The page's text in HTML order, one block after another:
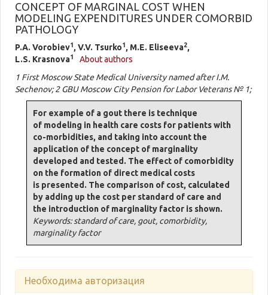
CONCEPT OF MARGINAL COST WHEN
MODELING EXPENDITURES UNDER COMORBID
PATHOLOGY
P.A. Vorobiev1, V.V. Tsurko1, M.E. Eliseeva2,
L.S. Krasnova1
About authors
1 First Moscow State Medical University named after I.M.
Sechenov; 2 GBU Moscow City Pension for Labor Veterans № 1;
For example of a gout there is technique
of modeling in health care costs for patients with
co-morbidities, and taking into account the
application of the concept of marginality
developed and tested. The effect of comorbidity
on the formation of direct medical costs
is presented. The comparison of cost, calculated
by adding up the cost per standard of care and
the introduction of marginality factor is shown.
Keywords: standard of care, gout, comorbidity,
marginality factor
Необходима авторизация